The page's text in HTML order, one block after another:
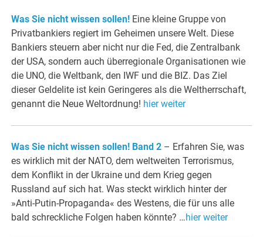
Was Sie nicht wissen sollen! Eine kleine Gruppe von
Privatbankiers regiert im Geheimen unsere Welt. Diese
Bankiers steuern aber nicht nur die Fed, die Zentralbank
der USA, sondern auch überregionale Organisationen wie
die UNO, die Weltbank, den IWF und die BIZ. Das Ziel
dieser Geldelite ist kein Geringeres als die Weltherrschaft,
genannt die Neue Weltordnung! hier weiter
Was Sie nicht wissen sollen! Band 2 – Erfahren Sie, was
es wirklich mit der NATO, dem weltweiten Terrorismus,
dem Konflikt in der Ukraine und dem Krieg gegen
Russland auf sich hat. Was steckt wirklich hinter der
»Anti-Putin-Propaganda« des Westens, die für uns alle
bald schreckliche Folgen haben könnte? …hier weiter